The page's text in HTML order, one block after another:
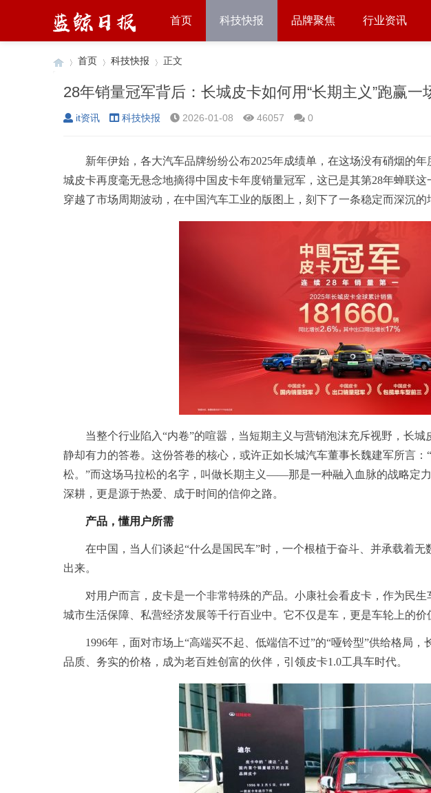
首页 科技快报 品牌聚焦 行业资讯
›
首页
›
科技快报
›
正文
28年销量冠军背后：长城皮卡如何用“长期主义”跑赢一
it资讯 科技快报 2026-01-08 46057 0
新年伊始，各大汽车品牌纷纷公布2025年成绩单，在这场没有硝烟的
城皮卡再度毫无悬念地摘得中国皮卡年度销量冠军，这已是其第28年蝉联
穿越了市场周期波动，在中国汽车工业的版图上，刻下了一条稳定而深沉的
当整个行业陷入“内卷”的喧嚣，当短期主义与营销泡沫充斥视野，长
静却有力的答卷。这份答卷的核心，或许正如长城汽车董事长魏建军所言
松。”而这场马拉松的名字，叫做长期主义——那是一种融入血脉的战略定
深耕，更是源于热爱、成于时间的信仰之路。
产品，懂用户所需
在中国，当人们谈起“什么是国民车”时，一个根植于奋斗、并承载着
出来。
对用户而言，皮卡是一个非常特殊的产品。小康社会看皮卡，作为民生
城市生活保障、私营经济发展等千行百业中。它不仅是车，更是车轮上的价
1996年，面对市场上“高端买不起、低端信不过”的“哑铃型”供给格局
品质、务实的价格，成为老百姓创富的伙伴，引领皮卡1.0工具车时代。